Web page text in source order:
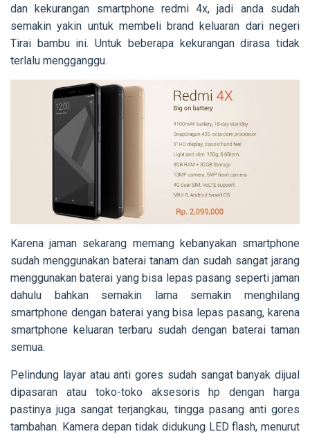
dan kekurangan smartphone redmi 4x, jadi anda sudah
semakin yakin untuk membeli brand keluaran dari negeri
Tirai bambu ini. Untuk beberapa kekurangan dirasa tidak
terlalu mengganggu.
Karena jaman sekarang memang kebanyakan smartphone
sudah menggunakan baterai tanam dan sudah sangat jarang
menggunakan baterai yang bisa lepas pasang seperti jaman
dahulu bahkan semakin lama semakin menghilang
smartphone dengan baterai yang bisa lepas pasang, karena
smartphone keluaran terbaru sudah dengan baterai taman
semua.
Pelindung layar atau anti gores sudah sangat banyak dijual
dipasaran atau toko-toko aksesoris hp dengan harga
pastinya juga sangat terjangkau, tingga pasang anti gores
tambahan. Kamera depan tidak didukung LED flash, menurut